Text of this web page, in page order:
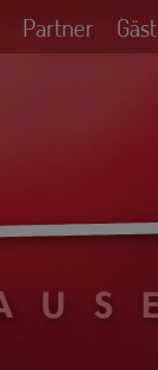
Partner